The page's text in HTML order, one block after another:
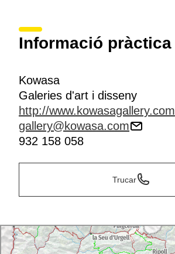
Informació pràctica
Kowasa
Galeries d'art i disseny
http://www.kowasagallery.com
gallery@kowasa.com
932 158 058
Trucar